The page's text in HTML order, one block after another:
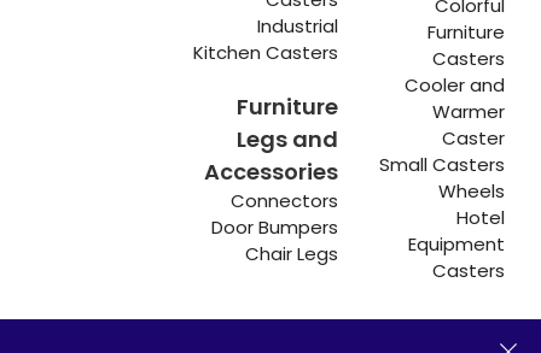
Colorful
Furniture
Casters
Cooler and
Warmer
Caster
Small Casters
Wheels
Hotel
Equipment
Casters
Industrial
Kitchen Casters
Furniture
Legs and
Accessories
Connectors
Door Bumpers
Chair Legs